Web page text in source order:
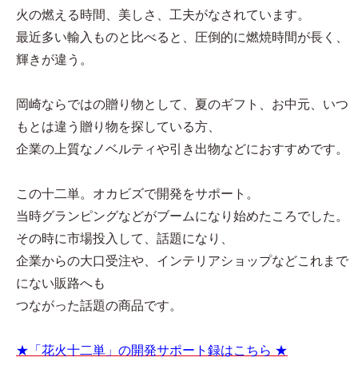
火の燃える時間、美しさ、工夫がなされています。
最近多い輸入ものと比べると、圧倒的に燃焼時間が長く、
輝きが違う。
岡崎ならではの贈り物として、夏のギフト、お中元、いつ
もとは違う贈り物を探している方、
企業の上質なノベルティや引き出物などにおすすめです。
この十二単。オカビズで開発をサポート。
当時グランピングなどがブームになり始めたころでした。
その時に市場投入して、話題になり、
企業からの大口受注や、インテリアショップなどこれまで
にない販路へも
つながった話題の商品です。
★「花火十二単」の開発サポート録はこちら ★